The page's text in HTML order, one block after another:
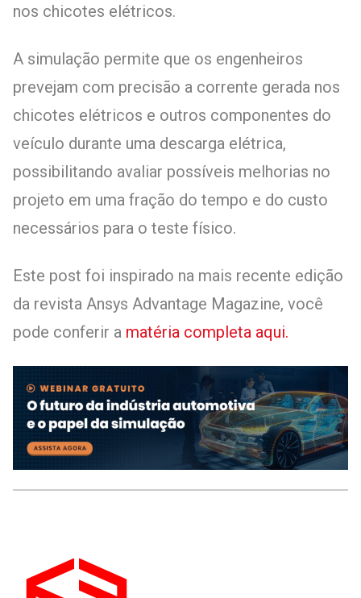
nos chicotes elétricos.
A simulação permite que os engenheiros
prevejam com precisão a corrente gerada nos
chicotes elétricos e outros componentes do
veículo durante uma descarga elétrica,
possibilitando avaliar possíveis melhorias no
projeto em uma fração do tempo e do custo
necessários para o teste físico.
Este post foi inspirado na mais recente edição
da revista Ansys Advantage Magazine, você
pode conferir a matéria completa aqui.